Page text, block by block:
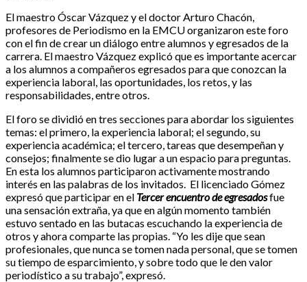
El maestro Óscar Vázquez y el doctor Arturo Chacón,
profesores de Periodismo en la EMCU organizaron este foro
con el fin de crear un diálogo entre alumnos y egresados de la
carrera. El maestro Vázquez explicó que es importante acercar
a los alumnos a compañeros egresados para que conozcan la
experiencia laboral, las oportunidades, los retos, y las
responsabilidades, entre otros.
El foro se dividió en tres secciones para abordar los siguientes
temas: el primero, la experiencia laboral; el segundo, su
experiencia académica; el tercero, tareas que desempeñan y
consejos; finalmente se dio lugar a un espacio para preguntas.
En esta los alumnos participaron activamente mostrando
interés en las palabras de los invitados. El licenciado Gómez
expresó que participar en el Tercer encuentro de egresadosfue
una sensación extraña, ya que en algún momento también
estuvo sentado en las butacas escuchando la experiencia de
otros y ahora comparte las propias. “Yo les dije que sean
profesionales, que nunca se tomen nada personal, que se tomen
su tiempo de esparcimiento, y sobre todo que le den valor
periodístico a su trabajo”, expresó.